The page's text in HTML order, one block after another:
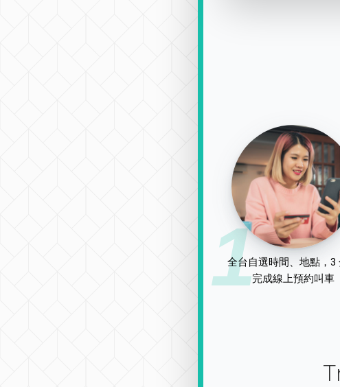
1
全台自選時間、地點，3
完成線上預約叫車